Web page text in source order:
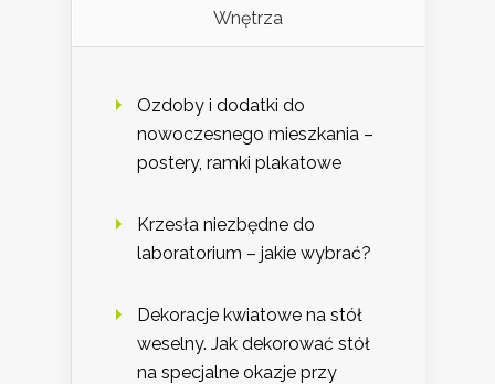
Wnętrza
Ozdoby i dodatki do
nowoczesnego mieszkania –
postery, ramki plakatowe
Krzesła niezbędne do
laboratorium – jakie wybrać?
Dekoracje kwiatowe na stół
weselny. Jak dekorować stół
na specjalne okazje przy